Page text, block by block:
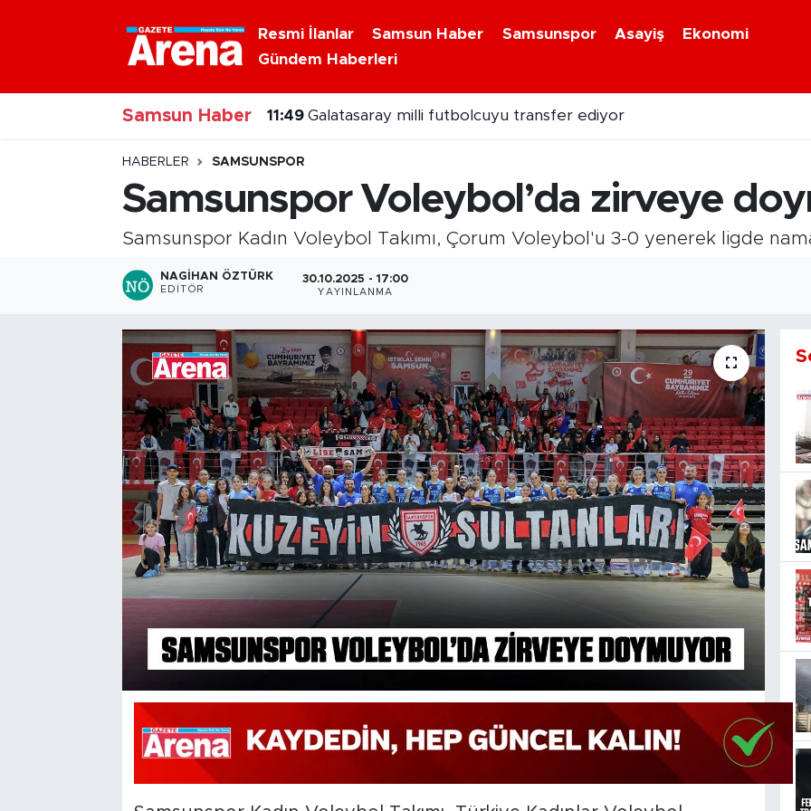
Resmi İlanlar Samsun Haber Samsunspor Asayiş
Ekonomi
Gündem Haberleri
Samsun Haber 11:49 Galatasaray milli futbolcuyu transfer ediyor
HABERLER SAMSUNSPOR
Samsunspor Voleybol’da zirveye
Samsunspor Kadın Voleybol Takımı, Çorum Voleybol'u 3-0 yenerek ligde
NAGIHAN ÖZTÜRK
EDITÖR
30.10.2025 - 17:00
YAYINLANMA
Nöbetçi Eczaneler
Hava Durumu
Samsun Namaz Vakitleri
Trafik Durumu
Süper Lig Puan Durumu ve Fikstür
Tüm Manşetler
Son Dakika Haberleri
Haber Arşivi